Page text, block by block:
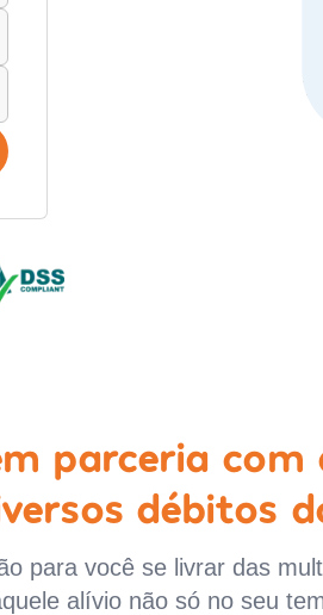
parceria
débitos
para você se livrar das
alívio não só no seu